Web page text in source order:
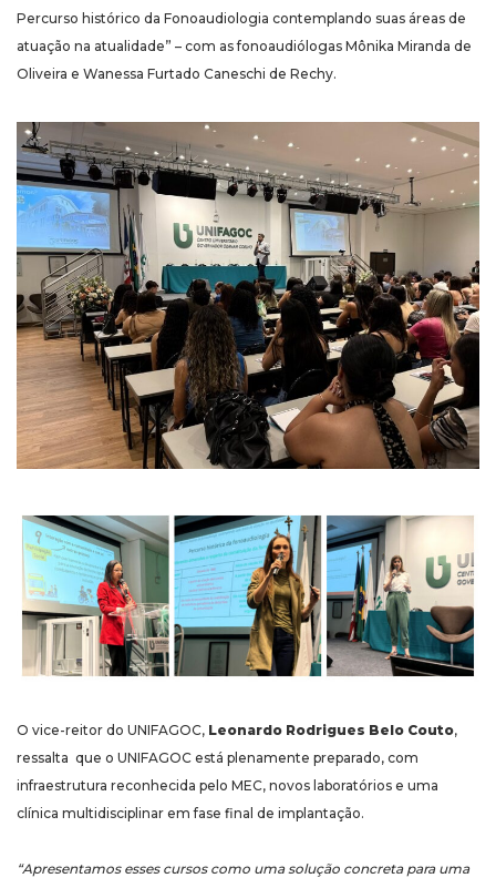
Percurso histórico da Fonoaudiologia contemplando suas áreas de
atuação na atualidade” – com as fonoaudiólogas Mônika Miranda de
Oliveira e Wanessa Furtado Caneschi de Rechy.
O vice-reitor do UNIFAGOC, Leonardo Rodrigues Belo Couto,
ressalta que o UNIFAGOC está plenamente preparado, com
infraestrutura reconhecida pelo MEC, novos laboratórios e uma
clínica multidisciplinar em fase final de implantação.
“Apresentamos esses cursos como uma solução concreta para uma